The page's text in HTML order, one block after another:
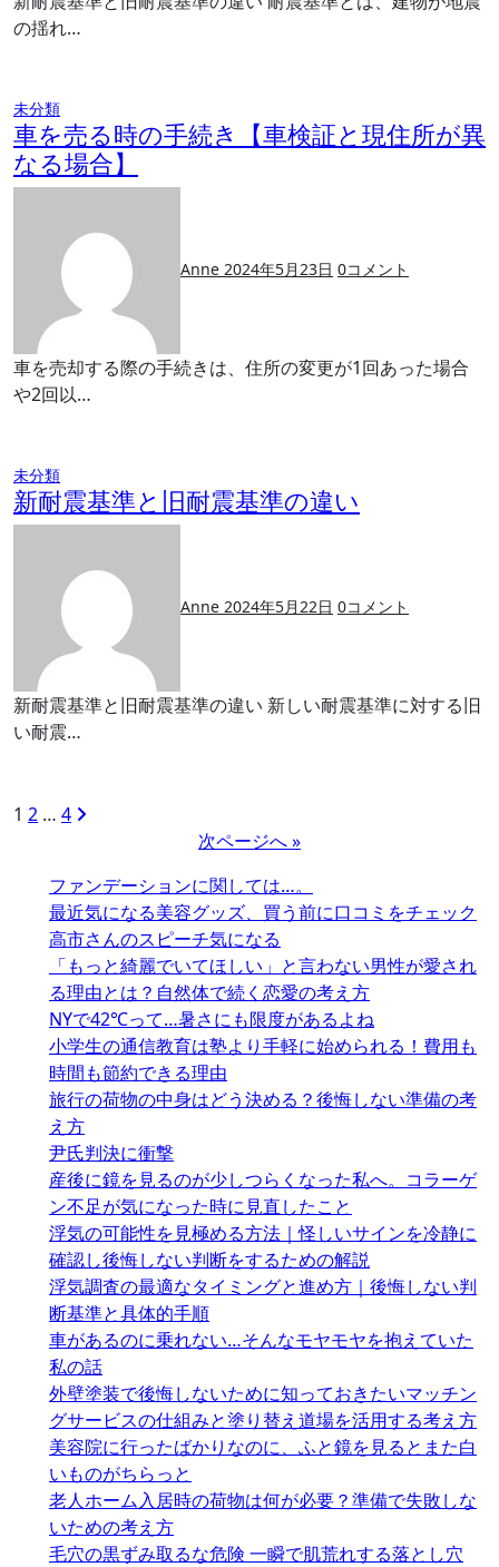
の揺れ…
未分類
車を売る時の手続き【車検証と現住所が異
なる場合】
Anne 2024年5月23日 0コメント
車を売却する際の手続きは、住所の変更が1回あった場合
や2回以…
未分類
新耐震基準と旧耐震基準の違い
Anne 2024年5月22日 0コメント
新耐震基準と旧耐震基準の違い 新しい耐震基準に対する旧
い耐震…
投
1 2 … 4
次ページへ »
ファンデーションに関しては…。
最近気になる美容グッズ、買う前に口コミをチェック
高市さんのスピーチ気になる
「もっと綺麗でいてほしい」と言わない男性が愛され
る理由とは？自然体で続く恋愛の考え方
NYで42℃って…暑さにも限度があるよね
小学生の通信教育は塾より手軽に始められる！費用も
時間も節約できる理由
旅行の荷物の中身はどう決める？後悔しない準備の考
え方
尹氏判決に衝撃
産後に鏡を見るのが少しつらくなった私へ。コラーゲ
ン不足が気になった時に見直したこと
浮気の可能性を見極める方法｜怪しいサインを冷静に
確認し後悔しない判断をするための解説
浮気調査の最適なタイミングと進め方｜後悔しない判
断基準と具体的手順
車があるのに乗れない…そんなモヤモヤを抱えていた
私の話
外壁塗装で後悔しないために知っておきたいマッチン
グサービスの仕組みと塗り替え道場を活用する考え方
美容院に行ったばかりなのに、ふと鏡を見るとまた白
いものがちらっと
老人ホーム入居時の荷物は何が必要？準備で失敗しな
いための考え方
毛穴の黒ずみ取るな危険 一瞬で肌荒れする落とし穴